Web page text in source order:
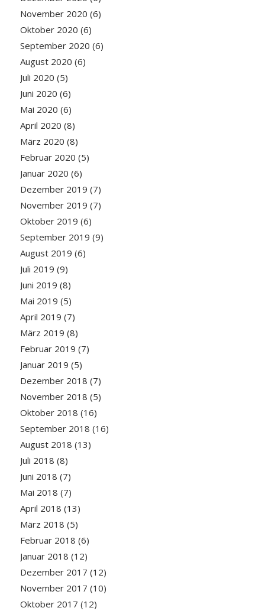
November 2020 (6)
Oktober 2020 (6)
September 2020 (6)
August 2020 (6)
Juli 2020 (5)
Juni 2020 (6)
Mai 2020 (6)
April 2020 (8)
März 2020 (8)
Februar 2020 (5)
Januar 2020 (6)
Dezember 2019 (7)
November 2019 (7)
Oktober 2019 (6)
September 2019 (9)
August 2019 (6)
Juli 2019 (9)
Juni 2019 (8)
Mai 2019 (5)
April 2019 (7)
März 2019 (8)
Februar 2019 (7)
Januar 2019 (5)
Dezember 2018 (7)
November 2018 (5)
Oktober 2018 (16)
September 2018 (16)
August 2018 (13)
Juli 2018 (8)
Juni 2018 (7)
Mai 2018 (7)
April 2018 (13)
März 2018 (5)
Februar 2018 (6)
Januar 2018 (12)
Dezember 2017 (12)
November 2017 (10)
Oktober 2017 (12)